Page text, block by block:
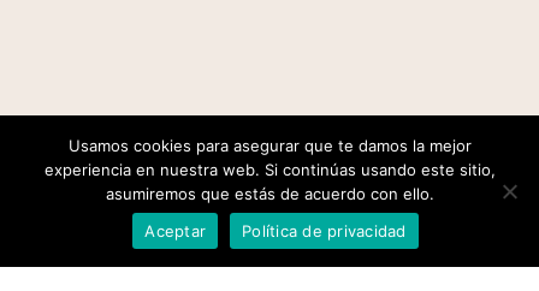
Usamos cookies para asegurar que te damos la mejor
experiencia en nuestra web. Si continúas usando este sitio,
asumiremos que estás de acuerdo con ello.
Aceptar
Política de privacidad